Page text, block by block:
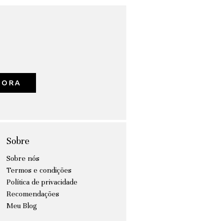
Sobre
Sobre nós
Termos e condições
Política de privacidade
Recomendações
Meu Blog